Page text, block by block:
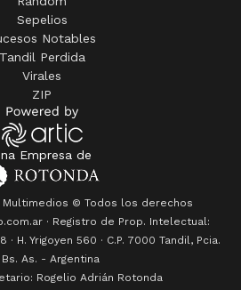
Tandil Perdida
Virales
ZIP
Una Empresa de
Multimedios © Todos los derechos
· Registro de Prop. Intelectual:
As. - Argentina
Rogelio Adrián Rotonda
Terminos y condiciones